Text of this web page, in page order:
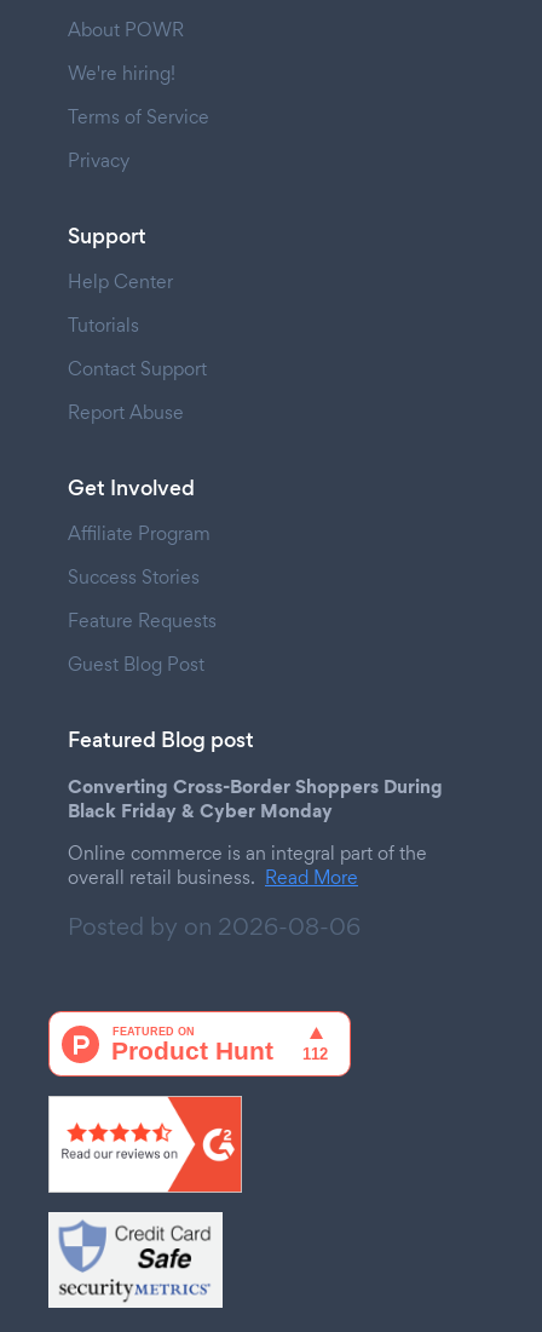
About POWR
We're hiring!
Terms of Service
Privacy
Support
Help Center
Tutorials
Contact Support
Report Abuse
Get Involved
Affiliate Program
Success Stories
Feature Requests
Guest Blog Post
Featured Blog post
Converting Cross-Border Shoppers During
Black Friday & Cyber Monday
Online commerce is an integral part of the
overall retail business. Read More
Posted by on 2026-08-06